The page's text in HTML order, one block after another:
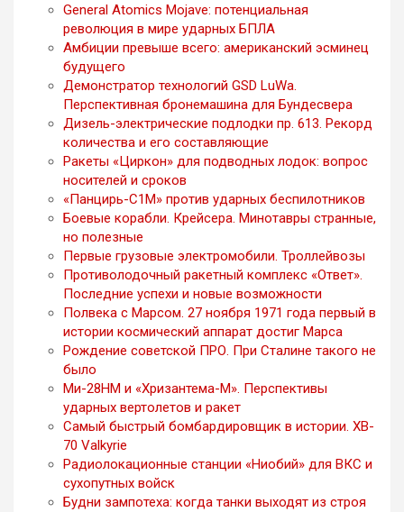
General Atomics Mojave: потенциальная
революция в мире ударных БПЛА
Амбиции превыше всего: американский эсминец
будущего
Демонстратор технологий GSD LuWa.
Перспективная бронемашина для Бундесвера
Дизель-электрические подлодки пр. 613. Рекорд
количества и его составляющие
Ракеты «Циркон» для подводных лодок: вопрос
носителей и сроков
«Панцирь-С1М» против ударных беспилотников
Боевые корабли. Крейсера. Минотавры странные,
но полезные
Первые грузовые электромобили. Троллейвозы
Противолодочный ракетный комплекс «Ответ».
Последние успехи и новые возможности
Полвека с Марсом. 27 ноября 1971 года первый в
истории космический аппарат достиг Марса
Рождение советской ПРО. При Сталине такого не
было
Ми-28НМ и «Хризантема-М». Перспективы
ударных вертолетов и ракет
Самый быстрый бомбардировщик в истории. XB-
70 Valkyrie
Радиолокационные станции «Ниобий» для ВКС и
сухопутных войск
Будни зампотеха: когда танки выходят из строя